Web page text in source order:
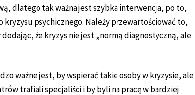
dlatego tak ważna jest szybka interwencja, po to,
kryzysu psychicznego. Należy przewartościować to,
dodając, że kryzys nie jest „normą diagnostyczną, ale
ważne jest, by wspierać takie osoby w kryzysie, ale
trafiali specjaliści i by byli na pracę w bardziej